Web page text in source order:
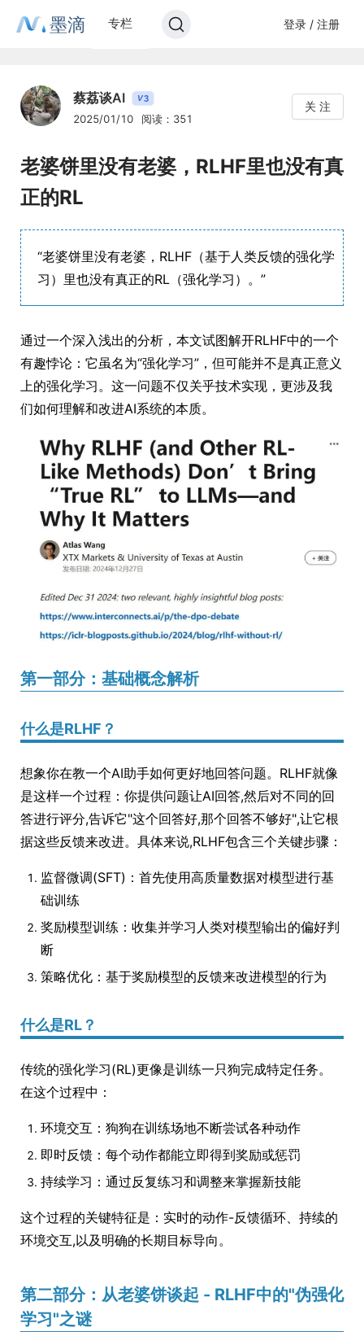
墨滴 专栏 登录 / 注册
蔡荔谈AI V3
2025/01/10 阅读：351
关 注
老婆饼里没有老婆，RLHF里也没有真
正的RL
“老婆饼里没有老婆，RLHF（基于人类反馈的强化学
习）里也没有真正的RL（强化学习）。”
通过一个深入浅出的分析，本文试图解开RLHF中的一个
有趣悖论：它虽名为“强化学习”，但可能并不是真正意义
上的强化学习。这一问题不仅关乎技术实现，更涉及我
们如何理解和改进AI系统的本质。
第一部分：基础概念解析
什么是RLHF？
想象你在教一个AI助手如何更好地回答问题。RLHF就像
是这样一个过程：你提供问题让AI回答,然后对不同的回
答进行评分,告诉它"这个回答好,那个回答不够好",让它根
据这些反馈来改进。具体来说,RLHF包含三个关键步骤：
监督微调(SFT)：首先使用高质量数据对模型进行基
础训练
奖励模型训练：收集并学习人类对模型输出的偏好判
断
策略优化：基于奖励模型的反馈来改进模型的行为
什么是RL？
传统的强化学习(RL)更像是训练一只狗完成特定任务。
在这个过程中：
环境交互：狗狗在训练场地不断尝试各种动作
即时反馈：每个动作都能立即得到奖励或惩罚
持续学习：通过反复练习和调整来掌握新技能
这个过程的关键特征是：实时的动作-反馈循环、持续的
环境交互,以及明确的长期目标导向。
第二部分：从老婆饼谈起 - RLHF中的"伪强化
学习"之谜